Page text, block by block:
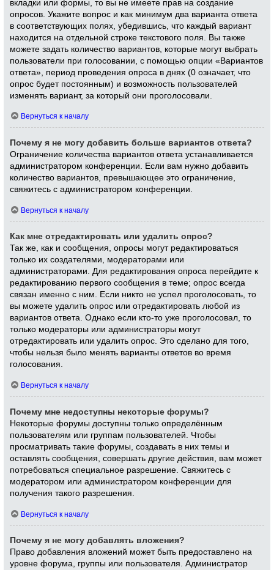
вкладки или формы, то вы не имеете прав на создание
опросов. Укажите вопрос и как минимум два варианта ответа
в соответствующих полях, убедившись, что каждый вариант
находится на отдельной строке текстового поля. Вы также
можете задать количество вариантов, которые могут выбрать
пользователи при голосовании, с помощью опции «Вариантов
ответа», период проведения опроса в днях (0 означает, что
опрос будет постоянным) и возможность пользователей
изменять вариант, за который они проголосовали.
Вернуться к началу
Почему я не могу добавить больше вариантов ответа?
Ограничение количества вариантов ответа устанавливается
администратором конференции. Если вам нужно добавить
количество вариантов, превышающее это ограничение,
свяжитесь с администратором конференции.
Вернуться к началу
Как мне отредактировать или удалить опрос?
Так же, как и сообщения, опросы могут редактироваться
только их создателями, модераторами или
администраторами. Для редактирования опроса перейдите к
редактированию первого сообщения в теме; опрос всегда
связан именно с ним. Если никто не успел проголосовать, то
вы можете удалить опрос или отредактировать любой из
вариантов ответа. Однако если кто-то уже проголосовал, то
только модераторы или администраторы могут
отредактировать или удалить опрос. Это сделано для того,
чтобы нельзя было менять варианты ответов во время
голосования.
Вернуться к началу
Почему мне недоступны некоторые форумы?
Некоторые форумы доступны только определённым
пользователям или группам пользователей. Чтобы
просматривать такие форумы, создавать в них темы и
оставлять сообщения, совершать другие действия, вам может
потребоваться специальное разрешение. Свяжитесь с
модератором или администратором конференции для
получения такого разрешения.
Вернуться к началу
Почему я не могу добавлять вложения?
Право добавления вложений может быть предоставлено на
уровне форума, группы или пользователя. Администратор